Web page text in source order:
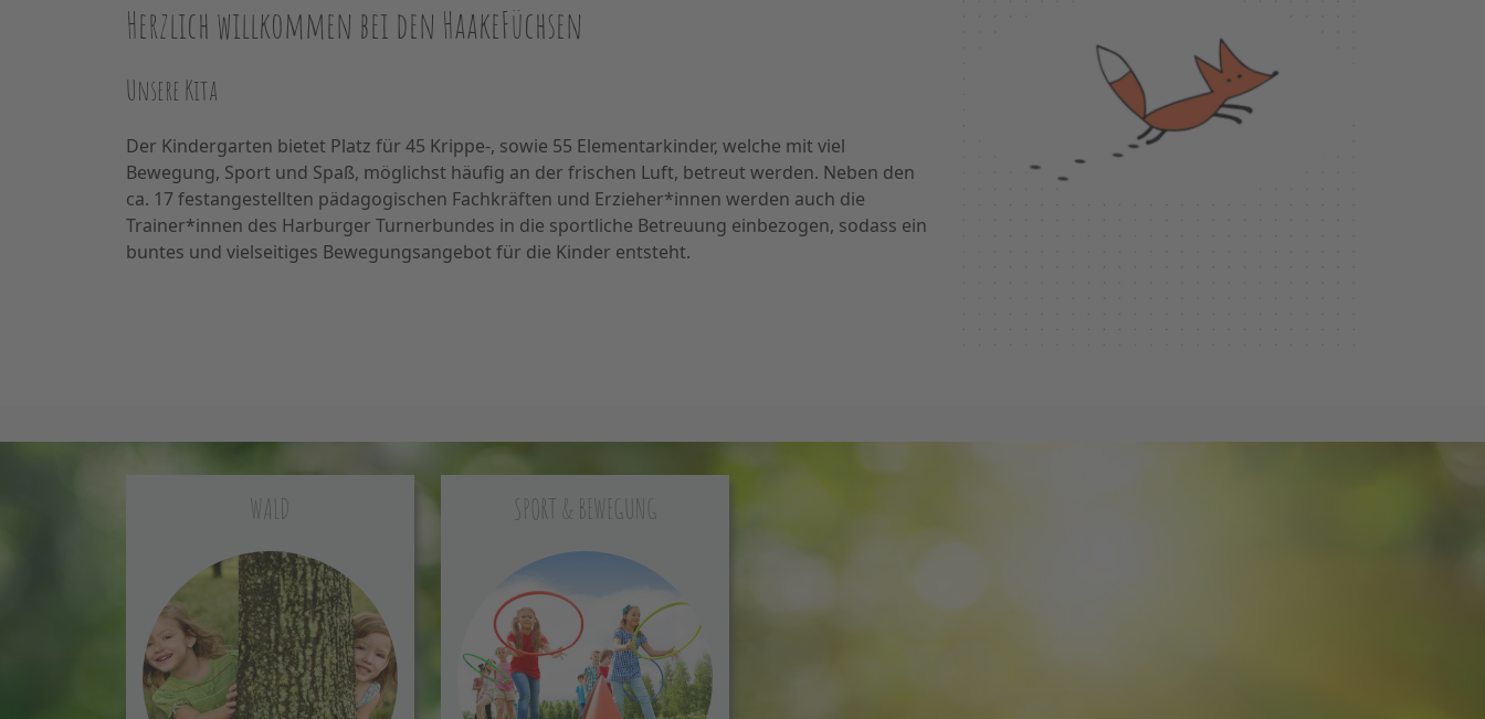
Herzlich willkommen bei den HaakeFüchsen
Unsere Kita
Der Kindergarten bietet Platz für 45 Krippe-, sowie 55 Elementarkinder, welche mit viel
Bewegung, Sport und Spaß, möglichst häufig an der frischen Luft, betreut werden. Neben den
ca. 17 festangestellten pädagogischen Fachkräften und Erzieher*innen werden auch die
Trainer*innen des Harburger Turnerbundes in die sportliche Betreuung einbezogen, sodass ein
buntes und vielseitiges Bewegungsangebot für die Kinder entsteht.
WALD SPORT & BEWEGUNG